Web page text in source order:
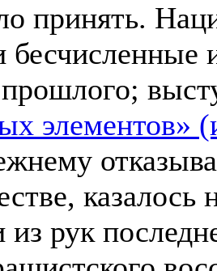
принять.
бесчисленные
прошлого;
элементов»
из рук